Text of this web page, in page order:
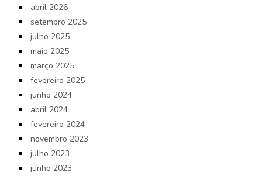
abril 2026
setembro 2025
julho 2025
maio 2025
março 2025
fevereiro 2025
junho 2024
abril 2024
fevereiro 2024
novembro 2023
julho 2023
junho 2023